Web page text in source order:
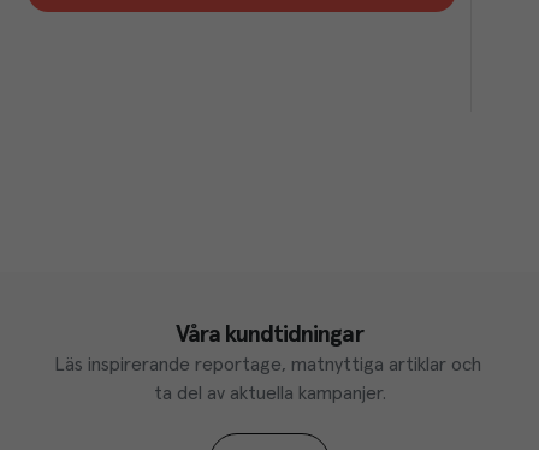
Våra kundtidningar
Läs inspirerande reportage, matnyttiga artiklar och
ta del av aktuella kampanjer.